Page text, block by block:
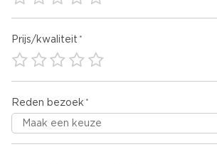
Prijs/kwaliteit
Reden bezoek